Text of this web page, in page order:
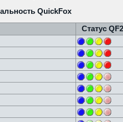
QuickFox
Статус QF2